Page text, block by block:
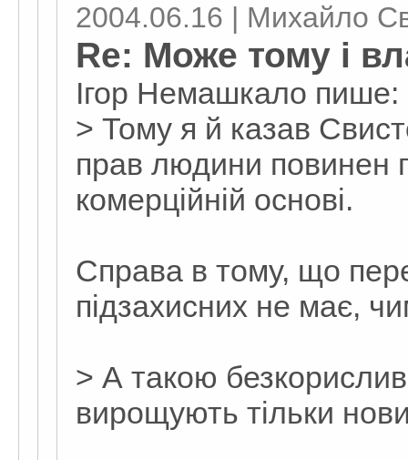
2004.06.16 | Михайло
Re: Може тому і
Ігор Немашкало пише:
> Тому я й казав
прав людини повинен
комерційній основі.
Справа в тому, що
підзахисних не має,
> А такою
вирощують тільки